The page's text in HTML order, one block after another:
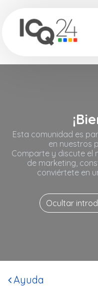
Esta comunidad es
en nuestros
Comparte y discute el
de marketing,
conviértete en
Ocultar
Ayuda